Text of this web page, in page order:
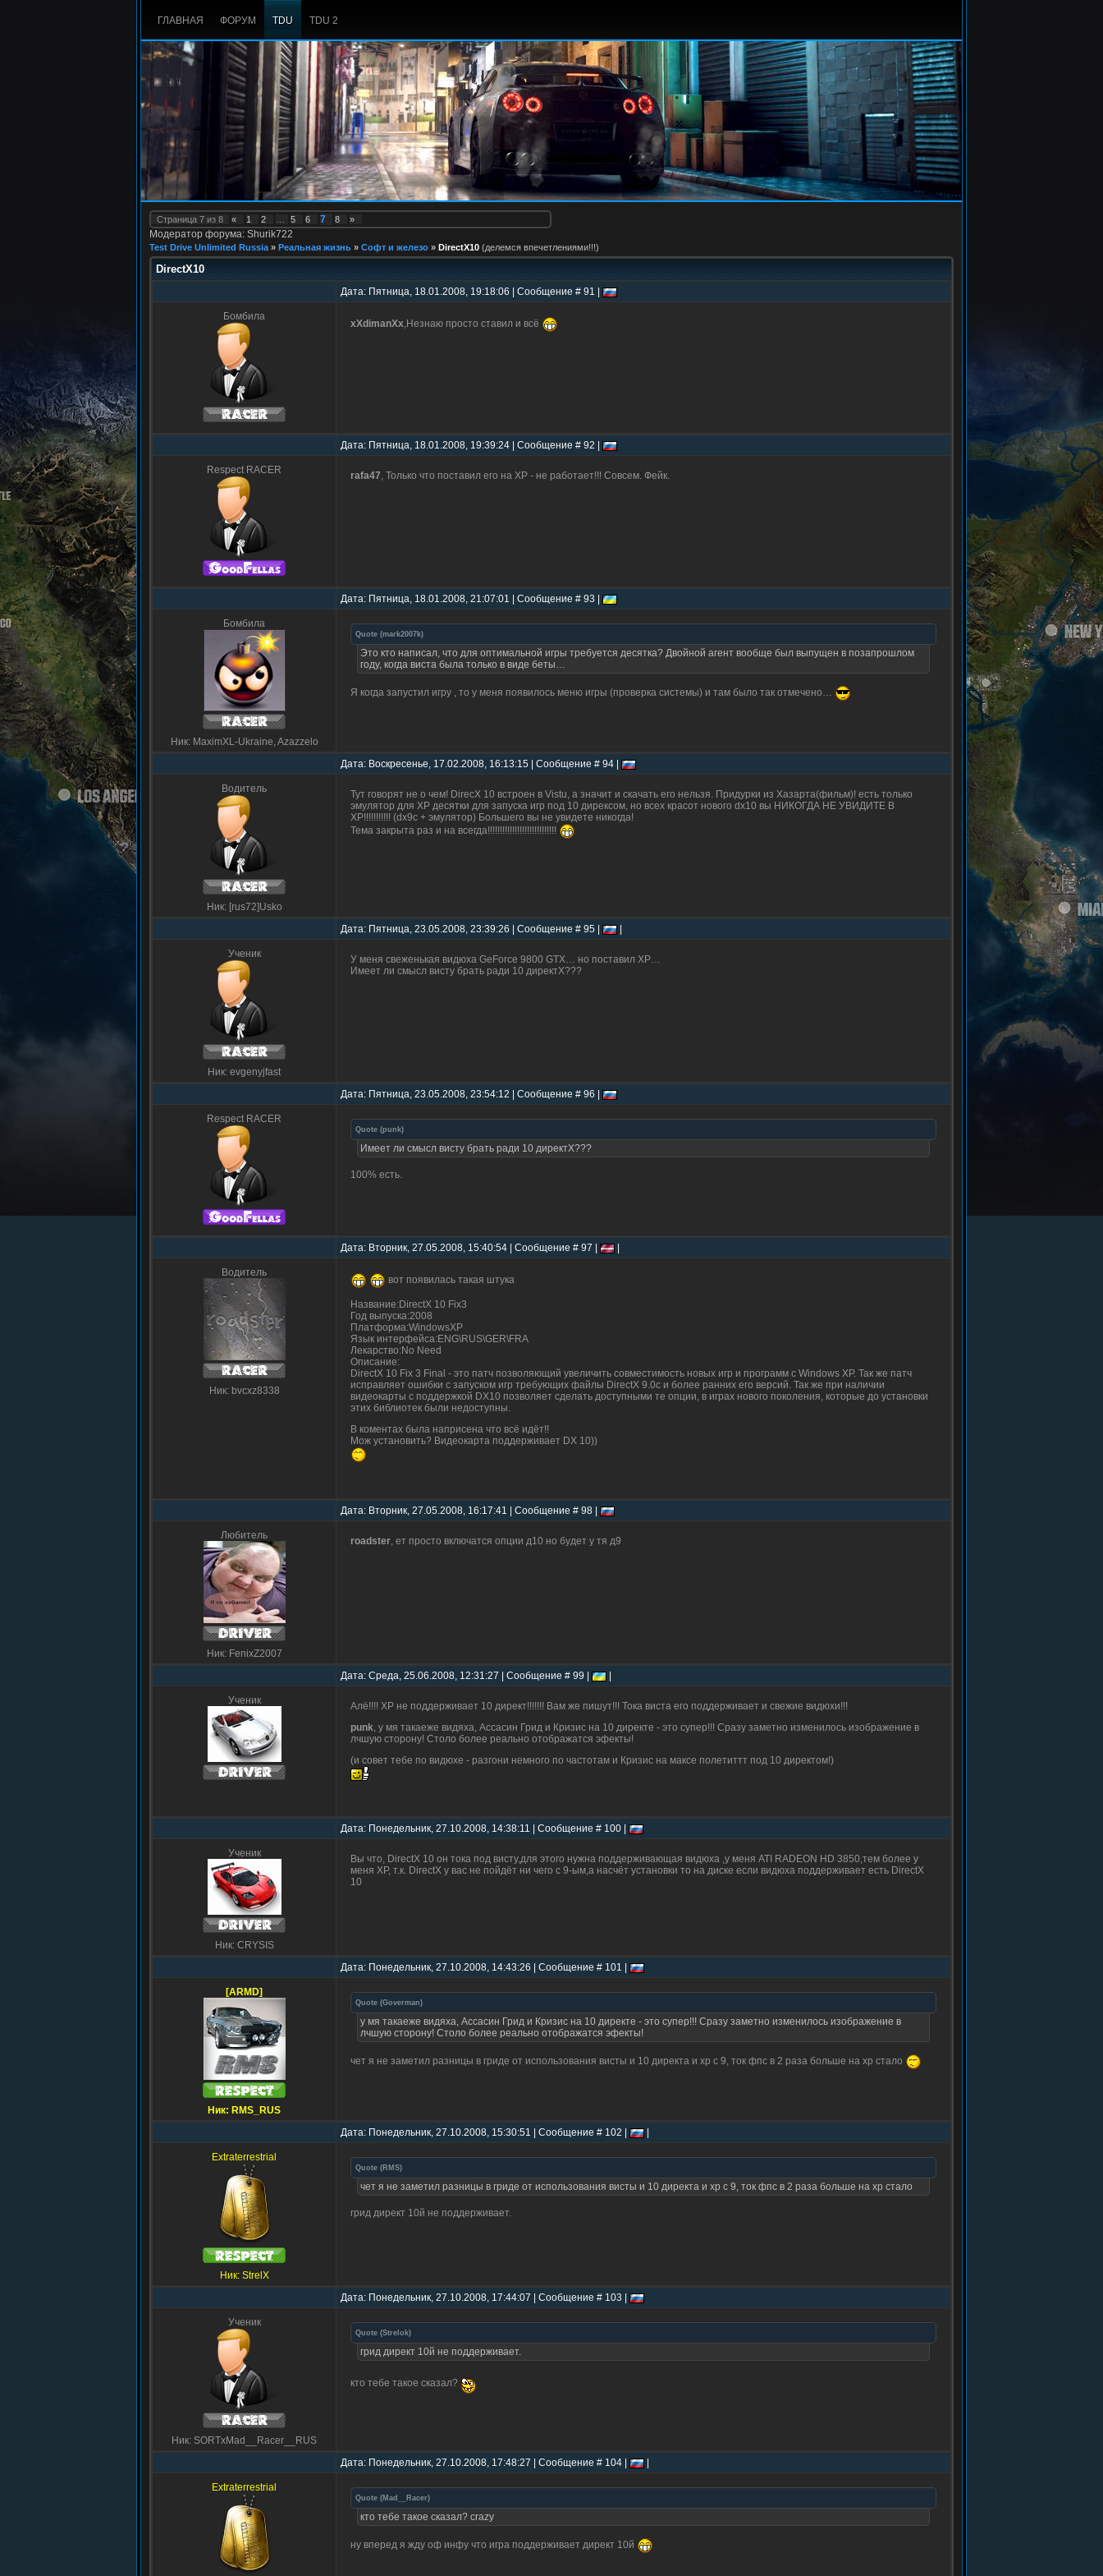
ГЛАВНАЯ ФОРУМ TDU TDU 2
Страница 7 из 8 « 1 2 5 6 7 8 »
Модератор форума: Shurik722
Test Drive Unlimited Russia » Реальная жизнь » Софт и железо » DirectX10 (делемся впечетлениями!!!)
DirectX10
Дата: Пятница, 18.01.2008, 19:18:06 | Сообщение # 91 |
Бомбила
xXdimanXx,Незнаю просто ставил и всё
Дата: Пятница, 18.01.2008, 19:39:24 | Сообщение # 92 |
Respect RACER rafa47, Только что поставил его на XP - не работает!!! Совсем. Фейк.
Дата: Пятница, 18.01.2008, 21:07:01 | Сообщение # 93 |
Бомбила
Ник: MaximXL-Ukraine, Azazzelo
Quote (mark2007k)
Это кто написал, что для оптимальной игры требуется десятка? Двойной агент вообще был выпущен в позапрошлом
году, когда виста была только в виде беты…
Я когда запустил игру , то у меня появилось меню игры (проверка системы) и там было так отмечено…
Дата: Воскресенье, 17.02.2008, 16:13:15 | Сообщение # 94 |
Водитель
Ник: [rus72]Usko
Тут говорят не о чем! DirecX 10 встроен в Vistu, а значит и скачать его нельзя. Придурки из Хазарта(фильм)! есть только
эмулятор для ХР десятки для запуска игр под 10 дирексом, но всех красот нового dx10 вы НИКОГДА НЕ УВИДИТЕ В
ХР!!!!!!!!!!! (dx9с + эмулятор) Большего вы не увидете никогда!
Тема закрыта раз и на всегда!!!!!!!!!!!!!!!!!!!!!!!!!!!!
Дата: Пятница, 23.05.2008, 23:39:26 | Сообщение # 95 |
Ученик
Ник: evgenyjfast
У меня свеженькая видюха GeForce 9800 GTX… но поставил ХР…
Имеет ли смысл висту брать ради 10 директХ???
Дата: Пятница, 23.05.2008, 23:54:12 | Сообщение # 96 |
Respect RACER
Quote (punk)
Имеет ли смысл висту брать ради 10 директХ???
100% есть.
Дата: Вторник, 27.05.2008, 15:40:54 | Сообщение # 97 |
Водитель
Ник: bvcxz8338
вот появилась такая штука
Название:DirectX 10 Fix3
Год выпуска:2008
Платформа:WindowsXP
Язык интерфейса:ENG\RUS\GER\FRA
Лекарство:No Need
Описание:
DirectX 10 Fix 3 Final - это патч позволяющий увеличить совместимость новых игр и программ с Windows XP. Так же патч
исправляет ошибки с запуском игр требующих файлы DirectX 9.0с и более ранних его версий. Так же при наличии
видеокарты с поддержкой DX10 позволяет сделать доступными те опции, в играх нового поколения, которые до установки
этих библиотек были недоступны.
В коментах была наприсена что всё идёт!!
Мож установить? Видеокарта поддерживает DX 10))
Дата: Вторник, 27.05.2008, 16:17:41 | Сообщение # 98 |
Любитель
Ник: FenixZ2007
roadster, ет просто включатся опции д10 но будет у тя д9
Дата: Среда, 25.06.2008, 12:31:27 | Сообщение # 99 |
Ученик
Алё!!!! ХР не поддерживает 10 директ!!!!!!! Вам же пишут!!! Тока виста его поддерживает и свежие видюхи!!!
punk, у мя такаеже видяха, Ассасин Грид и Кризис на 10 директе - это супер!!! Сразу заметно изменилось изображение в
лчшую сторону! Столо более реально отображатся эфекты!
(и совет тебе по видюхе - разгони немного по частотам и Кризис на максе полетиттт под 10 директом!)
Дата: Понедельник, 27.10.2008, 14:38:11 | Сообщение # 100 |
Ученик
Ник: CRYSIS
Вы что, DirectX 10 он тока под висту,для этого нужна поддерживающая видюха ,у меня ATI RADEON HD 3850,тем более у
меня ХР, т.к. DirectX у вас не пойдёт ни чего с 9-ым,а насчёт установки то на диске если видюха поддерживает есть DirectX
10
Дата: Понедельник, 27.10.2008, 14:43:26 | Сообщение # 101 |
[ARMD]
Ник: RMS_RUS
Quote (Goverman)
у мя такаеже видяха, Ассасин Грид и Кризис на 10 директе - это супер!!! Сразу заметно изменилось изображение в
лчшую сторону! Столо более реально отображатся эфекты!
чет я не заметил разницы в гриде от использования висты и 10 директа и хр с 9, ток фпс в 2 раза больше на хр стало
Дата: Понедельник, 27.10.2008, 15:30:51 | Сообщение # 102 |
Extraterrestrial
Ник: StrelX
Quote ( RMS)
чет я не заметил разницы в гриде от использования висты и 10 директа и хр с 9, ток фпс в 2 раза больше на хр стало
грид директ 10й не поддерживает.
Дата: Понедельник, 27.10.2008, 17:44:07 | Сообщение # 103 |
Ученик
Ник: SORTxMad__Racer__RUS
Quote (Strelok)
грид директ 10й не поддерживает.
кто тебе такое сказал?
Дата: Понедельник, 27.10.2008, 17:48:27 | Сообщение # 104 |
Extraterrestrial
Quote (Mad__Racer)
кто тебе такое сказал? crazy
ну вперед я жду оф инфу что игра поддерживает директ 10й